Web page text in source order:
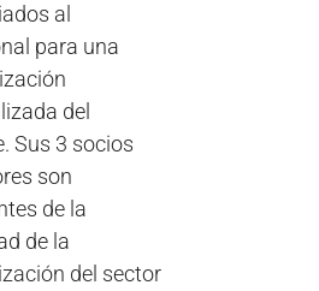
al
para una
del
Sus 3 socios
son
de la
de la
del sector